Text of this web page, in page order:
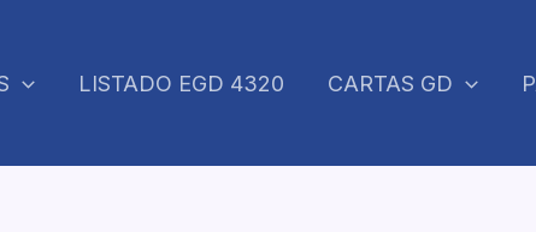
LISTADO EGD 4320 CARTAS GD